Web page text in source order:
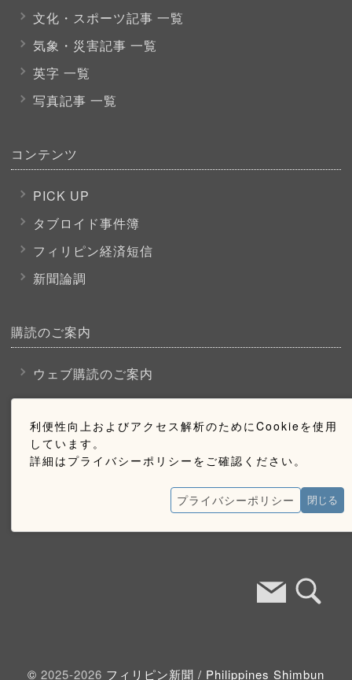
利便性向上およびアクセス解析のためにCookieを使用
しています。
詳細はプライバシーポリシーをご確認ください。
プライバシーポリシー 閉じる
文化・スポーツ記事 一覧
気象・災害記事 一覧
英字 一覧
写真記事 一覧
コンテンツ
PICK UP
タブロイド事件簿
フィリピン経済短信
新聞論調
購読のご案内
ウェブ購読のご案内
お問い合わせ
採用情報
© 2025-2026 フィリピン新聞 / Philippines Shimbun